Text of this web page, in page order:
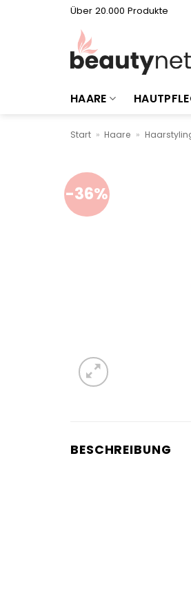
Über 20.000 Produkte
HAARE
Start » Haare »
-36%
BESCHREIBUNG